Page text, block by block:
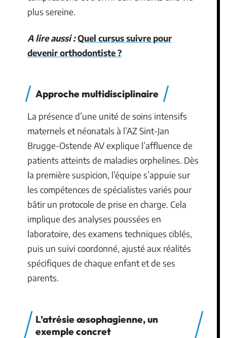
plus sereine.
A lire aussi :Quel cursus suivre pour
devenir orthodontiste ?
Approche multidisciplinaire
La présence d’une unité de soins intensifs
maternels et néonatals à l’AZ Sint-Jan
Brugge-Ostende AV explique l’affluence de
patients atteints de maladies orphelines. Dès
la première suspicion, l’équipe s’appuie sur
les compétences de spécialistes variés pour
bâtir un protocole de prise en charge. Cela
implique des analyses poussées en
laboratoire, des examens techniques ciblés,
puis un suivi coordonné, ajusté aux réalités
spécifiques de chaque enfant et de ses
parents.
L’atrésie œsophagienne, un
exemple concret